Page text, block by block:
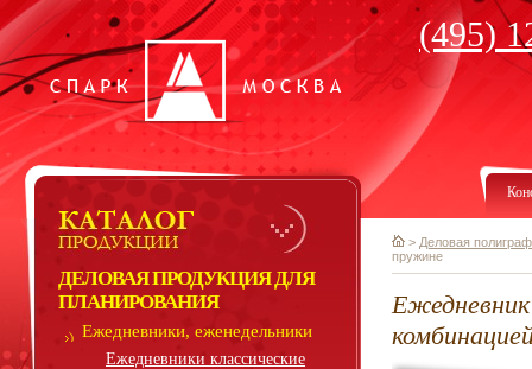
(495)
ДЕЛОВАЯ ПРОДУКЦИЯ ДЛЯ
ПЛАНИРОВАНИЯ
Ежедневники, еженедельники
Ежедневники классические
> Деловая
пружине